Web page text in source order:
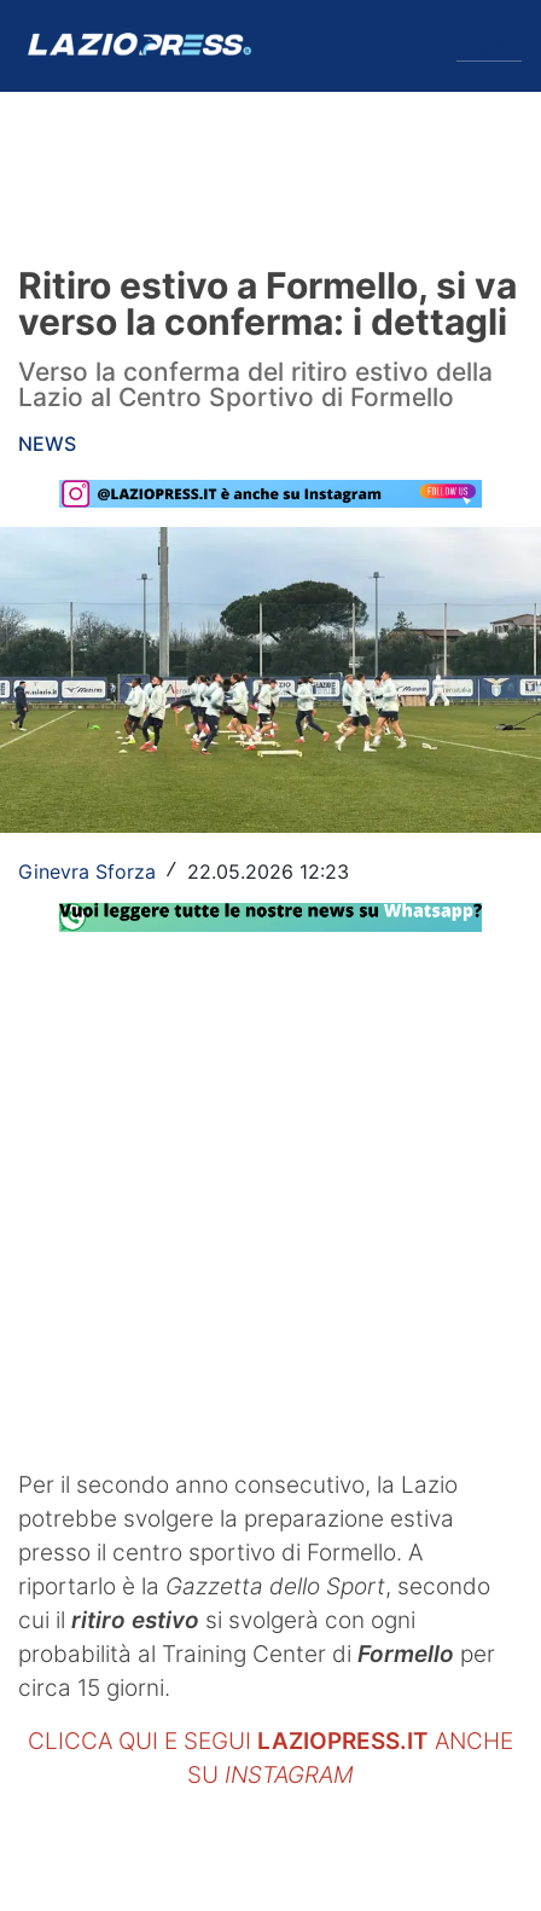
Formello
Infortuni
Primavera
Lazio Women
Rassegna Lazio
Social
Calcio
Serie A
Champions League
Europa League
Ritiro estivo a Formello, si va
verso la conferma: i dettagli
Verso la conferma del ritiro estivo della
Lazio al Centro Sportivo di Formello
NEWS
Ginevra Sforza / 22.05.2026 12:23
Per il secondo anno consecutivo, la Lazio
potrebbe svolgere la preparazione estiva
presso il centro sportivo di Formello. A
riportarlo è la Gazzetta dello Sport, secondo
cui il ritiro estivo si svolgerà con ogni
probabilità al Training Center di Formello per
circa 15 giorni.
CLICCA QUI E SEGUI LAZIOPRESS.IT ANCHE
SU INSTAGRAM